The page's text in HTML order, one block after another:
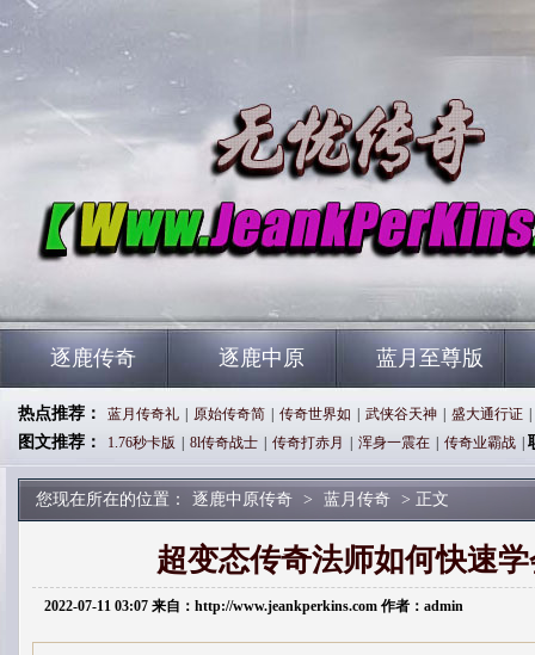
逐鹿传奇 逐鹿中原 蓝月至尊版
热点推荐： 蓝月传奇礼 原始传奇简 传奇世界如 武侠谷天神 盛大通行证
图文推荐： 1.76秒卡版 8l传奇战士 传奇打赤月 浑身一震在 传奇业霸战
您现在所在的位置： 逐鹿中原传奇 > 蓝月传奇 > 正文
超变态传奇法师如何快速
2022-07-11 03:07 来自：http://www.jeankperkins.com 作者：admin